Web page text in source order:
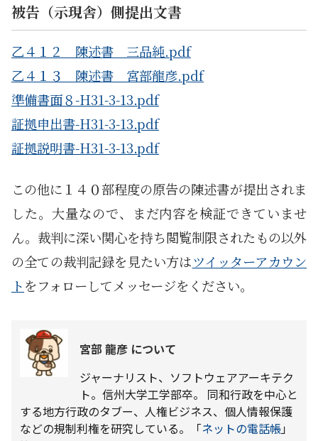
被告（示現舎）側提出文書
乙４１２ 陳述書 三品純.pdf
乙４１３ 陳述書 宮部龍彦.pdf
準備書面８-H31-3-13.pdf
証拠申出書-H31-3-13.pdf
証拠説明書-H31-3-13.pdf
この他に１４０部程度の原告の陳述書が提出されま
した。大量なので、まだ内容を検証できていませ
ん。裁判に深い関心を持ち閲覧制限されたもの以外
の全ての裁判記録を見たい方はツイッターアカウン
トをフォローしてメッセージをください。
宮部 龍彦 について
ジャーナリスト、ソフトウェアアーキテク
ト。信州大学工学部卒。 同和行政を中心と
する地方行政のタブー、人権ビジネス、個人情報保護
などの規制利権を研究している。「ネットの電話帳」